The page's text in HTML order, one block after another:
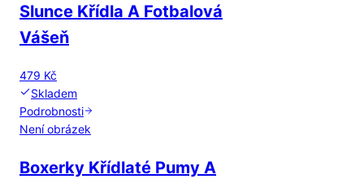
Slunce Křídla A Fotbalová
Vášeň
479 Kč
Skladem
Podrobnosti
Není obrázek
Boxerky Křídlaté Pumy A